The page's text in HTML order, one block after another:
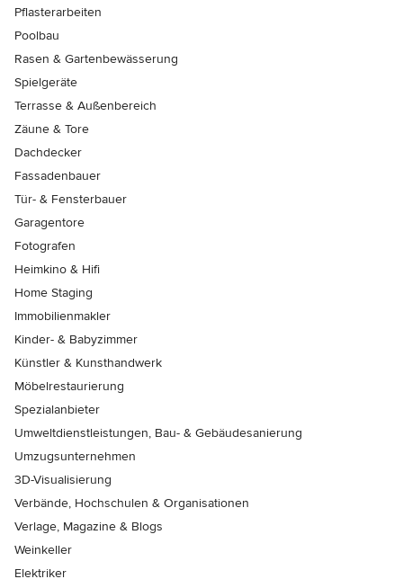
Pflasterarbeiten
Poolbau
Rasen & Gartenbewässerung
Spielgeräte
Terrasse & Außenbereich
Zäune & Tore
Dachdecker
Fassadenbauer
Tür- & Fensterbauer
Garagentore
Fotografen
Heimkino & Hifi
Home Staging
Immobilienmakler
Kinder- & Babyzimmer
Künstler & Kunsthandwerk
Möbelrestaurierung
Spezialanbieter
Umweltdienstleistungen, Bau- & Gebäudesanierung
Umzugsunternehmen
3D-Visualisierung
Verbände, Hochschulen & Organisationen
Verlage, Magazine & Blogs
Weinkeller
Elektriker